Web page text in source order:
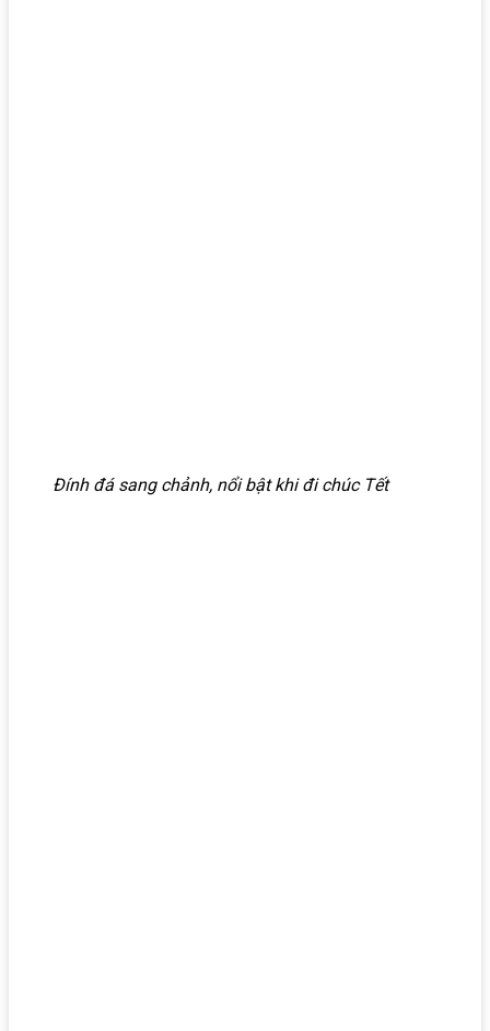
Đính đá sang chảnh, nổi bật khi đi chúc Tết